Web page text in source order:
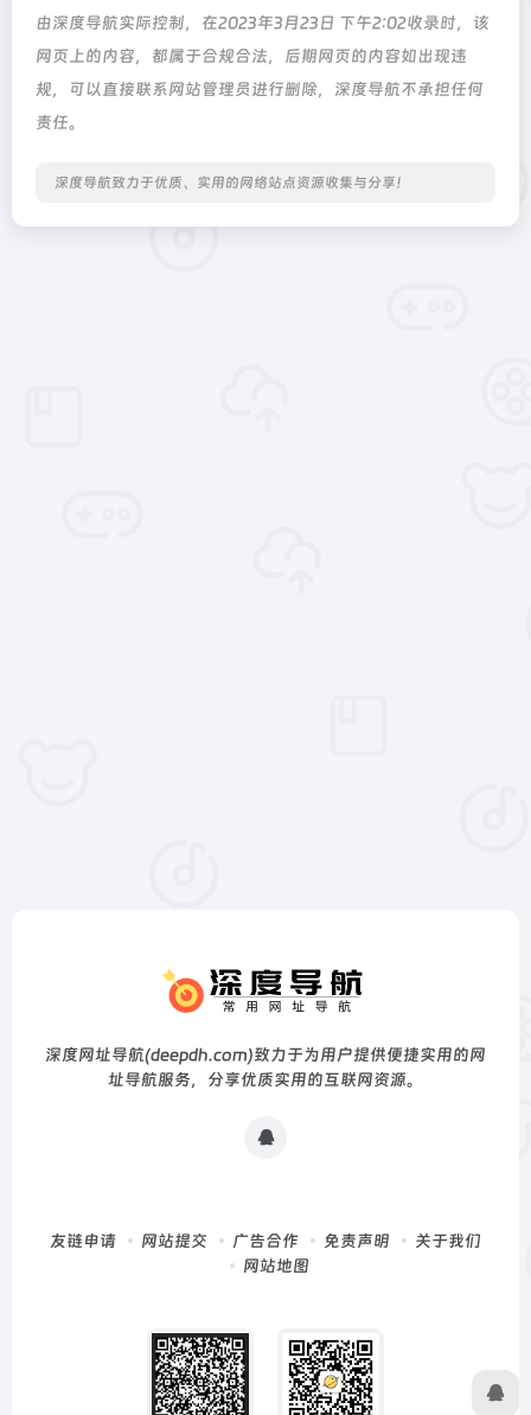
由深度导航实际控制，在2023年3月23日 下午2:02收录时，该
网页上的内容，都属于合规合法，后期网页的内容如出现违
规，可以直接联系网站管理员进行删除，深度导航不承担任何
责任。
深度导航致力于优质、实用的网络站点资源收集与分享！
深度网址导航(deepdh.com)致力于为用户提供便捷实用的网
址导航服务，分享优质实用的互联网资源。
友链申请 网站提交 广告合作 免责声明
关于我们
网站地图